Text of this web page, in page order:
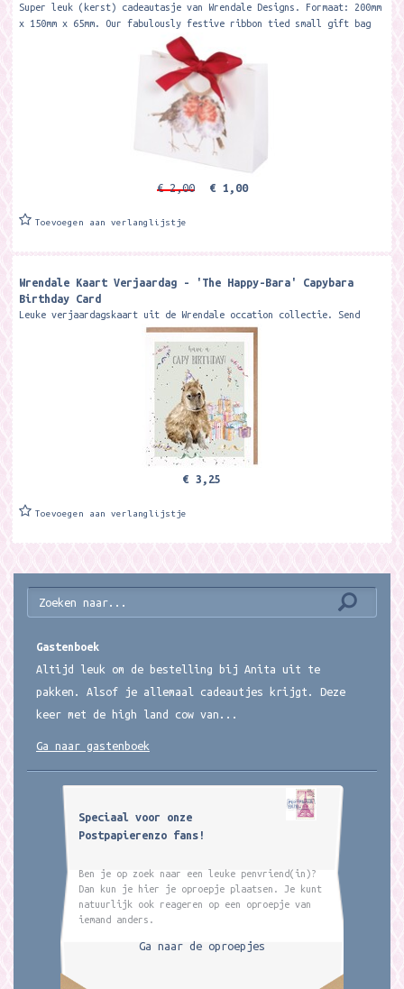
Super leuk (kerst) cadeautasje van Wrendale Designs. Formaat: 200mm
x 150mm x 65mm. Our fabulously festive ribbon tied small gift bag
€ 2,00 € 1,00
Toevoegen aan verlanglijstje
Wrendale Kaart Verjaardag - 'The Happy-Bara' Capybara
Birthday Card ​
Leuke verjaardagskaart uit de Wrendale occation collectie. Send
your birthday wishes with this delightful capybara card. The image
€ 3,25
Toevoegen aan verlanglijstje
Gastenboek
Altijd leuk om de bestelling bij Anita uit te
pakken. Alsof je allemaal cadeautjes krijgt. Deze
keer met de high land cow van...
Ga naar gastenboek
Speciaal voor onze
Postpapierenzo fans!
Ben je op zoek naar een leuke penvriend(in)?
Dan kun je hier je oproepje plaatsen. Je kunt
natuurlijk ook reageren op een oproepje van
iemand anders.
Ga naar de oproepjes